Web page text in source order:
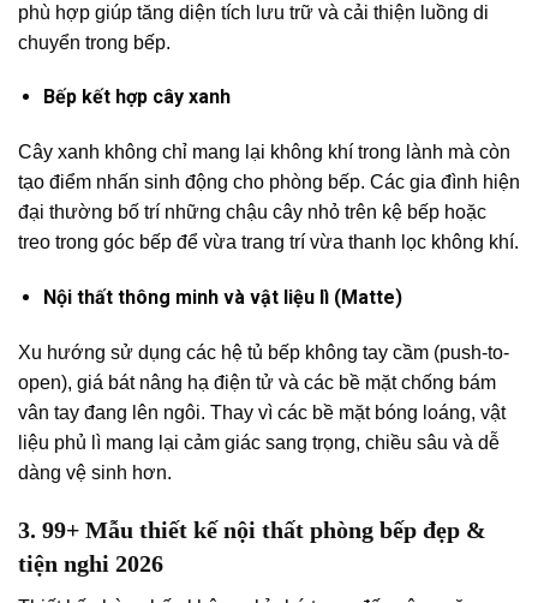
phù hợp giúp tăng diện tích lưu trữ và cải thiện luồng di
chuyển trong bếp.
Bếp kết hợp cây xanh
Cây xanh không chỉ mang lại không khí trong lành mà còn
tạo điểm nhấn sinh động cho phòng bếp. Các gia đình hiện
đại thường bố trí những chậu cây nhỏ trên kệ bếp hoặc
treo trong góc bếp để vừa trang trí vừa thanh lọc không khí.
Nội thất thông minh và vật liệu lì (Matte)
Xu hướng sử dụng các hệ tủ bếp không tay cầm (push-to-
open), giá bát nâng hạ điện tử và các bề mặt chống bám
vân tay đang lên ngôi. Thay vì các bề mặt bóng loáng, vật
liệu phủ lì mang lại cảm giác sang trọng, chiều sâu và dễ
dàng vệ sinh hơn.
3. 99+ Mẫu thiết kế nội thất phòng bếp đẹp &
tiện nghi 2026